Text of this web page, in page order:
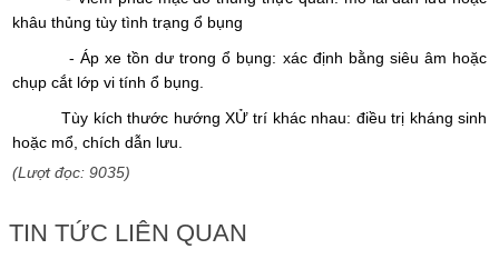
khâu thủng tùy tình trạng ổ bụng
- Áp xe tồn dư trong ổ bụng: xác định bằng siêu âm hoặc
chụp cắt lớp vi tính ổ bụng.
Tùy kích thước hướng XỬ trí khác nhau: điều trị kháng sinh
hoặc mổ, chích dẫn lưu.
(Lượt đọc: 9035)
TIN TỨC LIÊN QUAN